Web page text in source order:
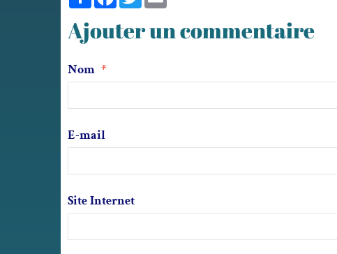
Ajouter un commentaire
Nom
E-mail
Site Internet